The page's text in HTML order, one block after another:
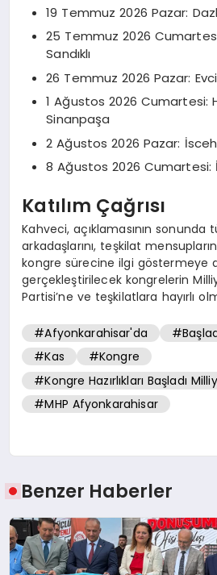
19 Temmuz 2026 Pazar:
25 Temmuz 2026
Sandıklı
26 Temmuz 2026 Pazar:
1 Ağustos 2026 Cumartesi:
Sinanpaşa
2 Ağustos 2026 Pazar:
8 Ağustos 2026 Cumartesi:
Katılım Çağrısı
Kahveci, açıklamasının sonunda
arkadaşlarını, teşkilat
kongre sürecine ilgi göstermeye
gerçekleştirilecek kongrelerin
Partisi’ne ve teşkilatlara hayırlı
#Afyonkarahisar'da
#Kas
#Kongre
#Kongre Hazırlıkları Başladı
#MHP Afyonkarahisar
Benzer Haberler